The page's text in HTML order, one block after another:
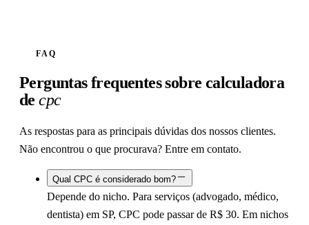
FAQ
Perguntas frequentes sobre calculadora
de cpc
As respostas para as principais dúvidas dos nossos clientes.
Não encontrou o que procurava? Entre em contato.
Qual CPC é considerado bom?
Depende do nicho. Para serviços (advogado, médico,
dentista) em SP, CPC pode passar de R$ 30. Em nichos